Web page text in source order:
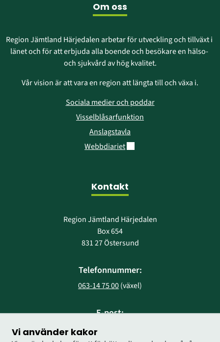
Vi använder kakor
Om oss
Region Jämtland Härjedalen arbetar för utveckling och tillväxt i
länet och för att erbjuda alla boende och besökare en hälso-
och sjukvård av hög kvalitet.
Vår vision är att vara en region att längta till och växa i.
Sociala medier och poddar
Visselblåsarfunktion
Anslagstavla
WebbdiarietLänk till annan webbplats.
Kontakt
Region Jämtland Härjedalen
Box 654
831 27 Östersund
Telefonnummer:
063-14 75 00 (växel)
E-post:
region@regionjh.se